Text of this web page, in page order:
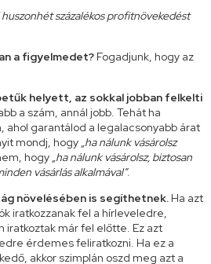
százalékos profitnövekedést
a figyelmedet? Fogadjunk, hogy az
helyett, az sokkal jobban felkelti
a szám, annál jobb. Tehát ha
ahol garantálod a legalacsonyabb árat
mondj, hogy „ha nálunk vásárolsz
hogy „ha nálunk vásárolsz, biztosan
vásárlás alkalmával”.
növelésében is segíthetnek. Ha azt
iratkozzanak fel a hírleveledre,
iratkoztak már fel előtte. Ez azt
érdemes feliratkozni. Ha ez a
akkor szimplán oszd meg azt a